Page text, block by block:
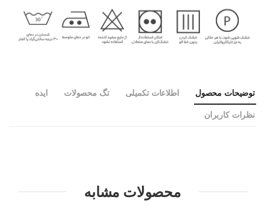
توضیحات محصول اطلاعات تکمیلی تگ محصولات ایده
نظرات کاربران
محصولات مشابه